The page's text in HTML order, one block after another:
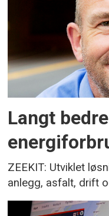
Langt
ZEEKIT: Utviklet
anlegg, asfalt, drift